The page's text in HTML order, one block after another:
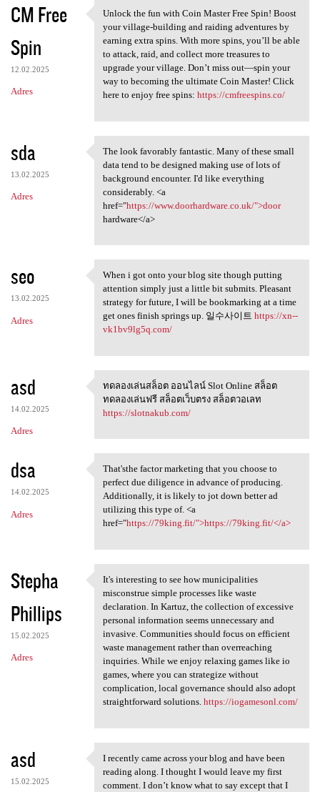
CM Free
Spin
12.02.2025
Adres
Unlock the fun with Coin
Unlock the fun with Coin Master Free Spin! Boost
your village-building and raiding adventures by
earning extra spins. With more spins, you’ll be able
to attack, raid, and collect more treasures to
upgrade your village. Don’t miss out—spin your
way to becoming the ultimate Coin Master! Click
here to enjoy free spins: https://cmfreespins.co/
sda
13.02.2025
Adres
The look favorably fantastic.
The look favorably fantastic. Many of these small
data tend to be designed making use of lots of
background encounter. I'd like everything
considerably. <a
href="https://www.doorhardware.co.uk/">door
hardware</a>
seo
13.02.2025
Adres
When i got onto your blog
When i got onto your blog site though putting
attention simply just a little bit submits. Pleasant
strategy for future, I will be bookmarking at a time
get ones finish springs up. 일수사이트 https://xn--
vk1bv9lg5q.com/
asd
14.02.2025
Adres
ทดลองเล่นสล็อต ออนไลน์ Slot
ทดลองเล่นสล็อต ออนไลน์ Slot Online สล็อต
ทดลองเล่นฟรี สล็อตเว็บตรง สล็อตวอเลท
https://slotnakub.com/
dsa
14.02.2025
Adres
That'sthe factor marketing
That'sthe factor marketing that you choose to
perfect due diligence in advance of producing.
Additionally, it is likely to jot down better ad
utilizing this type of. <a
href="https://79king.fit/">https://79king.fit/</a>
Stepha
Phillips
15.02.2025
Adres
It's interesting to see how
It's interesting to see how municipalities
misconstrue simple processes like waste
declaration. In Kartuz, the collection of excessive
personal information seems unnecessary and
invasive. Communities should focus on efficient
waste management rather than overreaching
inquiries. While we enjoy relaxing games like io
games, where you can strategize without
complication, local governance should also adopt
straightforward solutions. https://iogamesonl.com/
asd
15.02.2025
I recently came across your
I recently came across your blog and have been
reading along. I thought I would leave my first
comment. I don’t know what to say except that I